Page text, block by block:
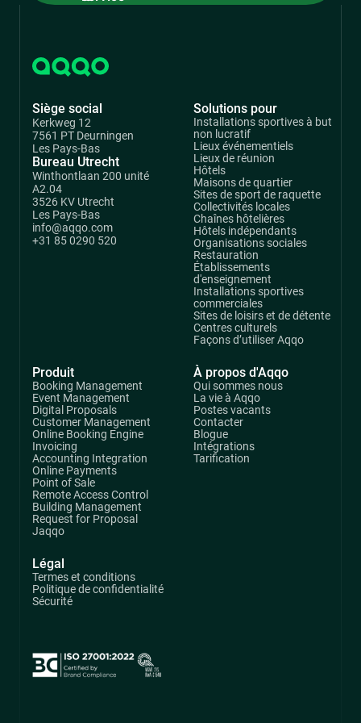
Siège social
Kerkweg 12
7561 PT Deurningen
Les Pays-Bas
Bureau Utrecht
Winthontlaan 200 unité
A2.04
3526 KV Utrecht
Les Pays-Bas
info@aqqo.com
+31 85 0290 520
Produit
Booking Management
Event Management
Digital Proposals
Customer Management
Online Booking Engine
Invoicing
Accounting Integration
Online Payments
Point of Sale
Remote Access Control
Building Management
Request for Proposal
Jaqqo
Solutions pour
Installations sportives à but
non lucratif
Lieux événementiels
Lieux de réunion
Hôtels
Maisons de quartier
Sites de sport de raquette
Collectivités locales
Chaînes hôtelières
Hôtels indépendants
Organisations sociales
Restauration
Établissements
d'enseignement
Installations sportives
commerciales
Sites de loisirs et de détente
Centres culturels
Façons d’utiliser Aqqo
À propos d'Aqqo
Qui sommes nous
La vie à Aqqo
Postes vacants
Contacter
Blogue
Intégrations
Tarification
Légal
Termes et conditions
Politique de confidentialité
Sécurité